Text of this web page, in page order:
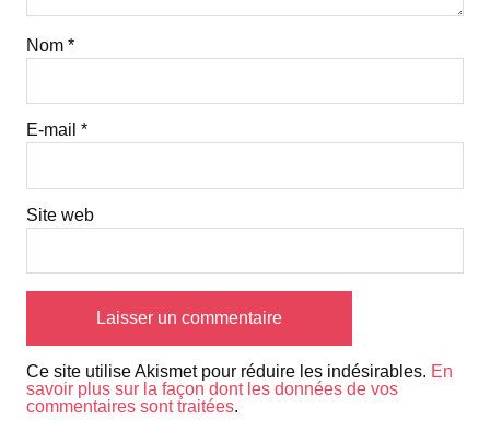
Nom *
E-mail *
Site web
Ce site utilise Akismet pour réduire les indésirables. En
savoir plus sur la façon dont les données de vos
commentaires sont traitées.